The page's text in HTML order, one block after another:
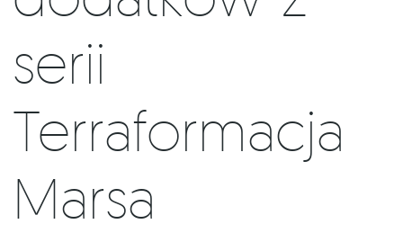
serii
Terraformacja
Marsa